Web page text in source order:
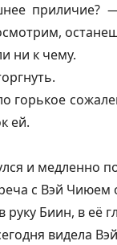
приличие? —
ни к чему.
горькое
ей.
и медленно
с Вэй Чиюем
Биин, в её
видела